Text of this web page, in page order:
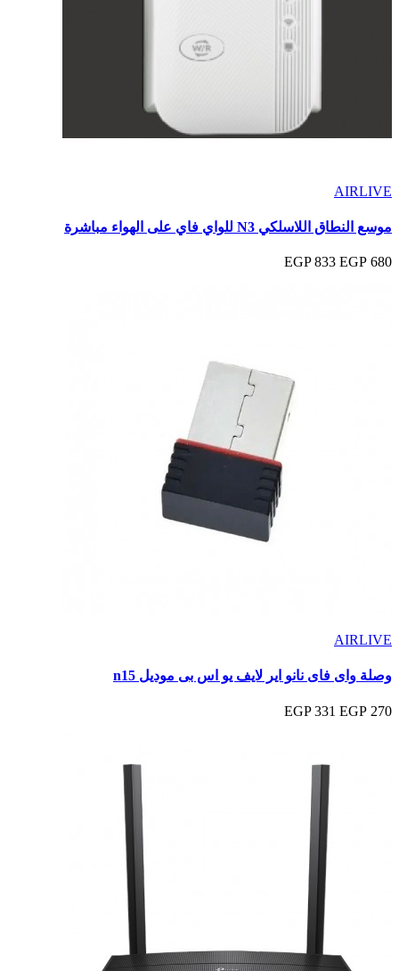
AIRLIVE
موسع النطاق اللاسلكي N3 للواي فاي على الهواء مباشرة
680 EGP
833 EGP
AIRLIVE
وصلة واى فاى نانو اير لايف يو اس بى موديل n15
270 EGP
331 EGP